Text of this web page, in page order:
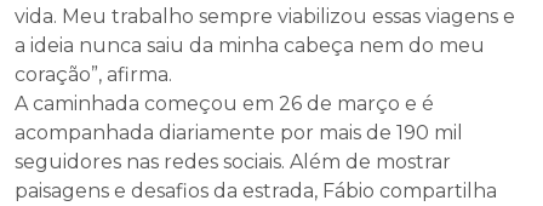
vida. Meu trabalho sempre viabilizou essas viagens e
a ideia nunca saiu da minha cabeça nem do meu
coração”, afirma.
A caminhada começou em 26 de março e é
acompanhada diariamente por mais de 190 mil
seguidores nas redes sociais. Além de mostrar
paisagens e desafios da estrada, Fábio compartilha